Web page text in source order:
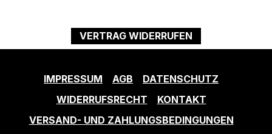
VERTRAG WIDERRUFEN
IMPRESSUM AGB
DATENSCHUTZ
WIDERRUFSRECHT
KONTAKT
VERSAND- UND ZAHLUNGSBEDINGUNGEN